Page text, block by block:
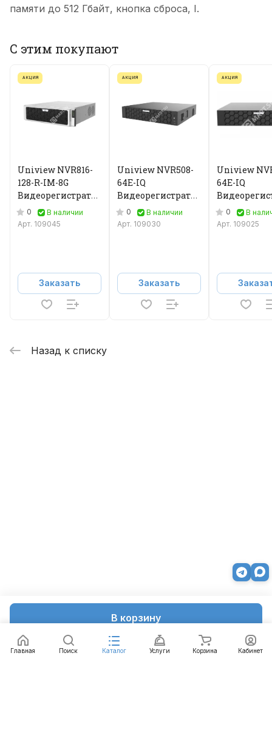
В корзину
памяти до 512 Гбайт, кнопка сброса, I.
С этим покупают
АКЦИЯ
Uniview NVR816-
128-R-IM-8G
Видеорегистратор
IP 0
В наличии
Арт. 109045
Заказать
АКЦИЯ
Uniview NVR508-
64E-IQ
Видеорегистратор
IP 0
В наличии
Арт. 109030
Заказать
АКЦИЯ
Uniview
64E-IQ
IP 0
В
Арт. 109025
Назад к списку
Главная Поиск Каталог Услуги Корзина Кабинет